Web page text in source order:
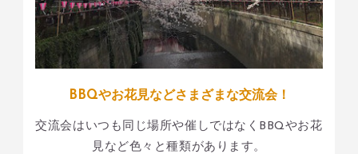
BBQやお花見などさまざまな交流会！
交流会はいつも同じ場所や催しではなくBBQやお花
見など色々と種類があります。